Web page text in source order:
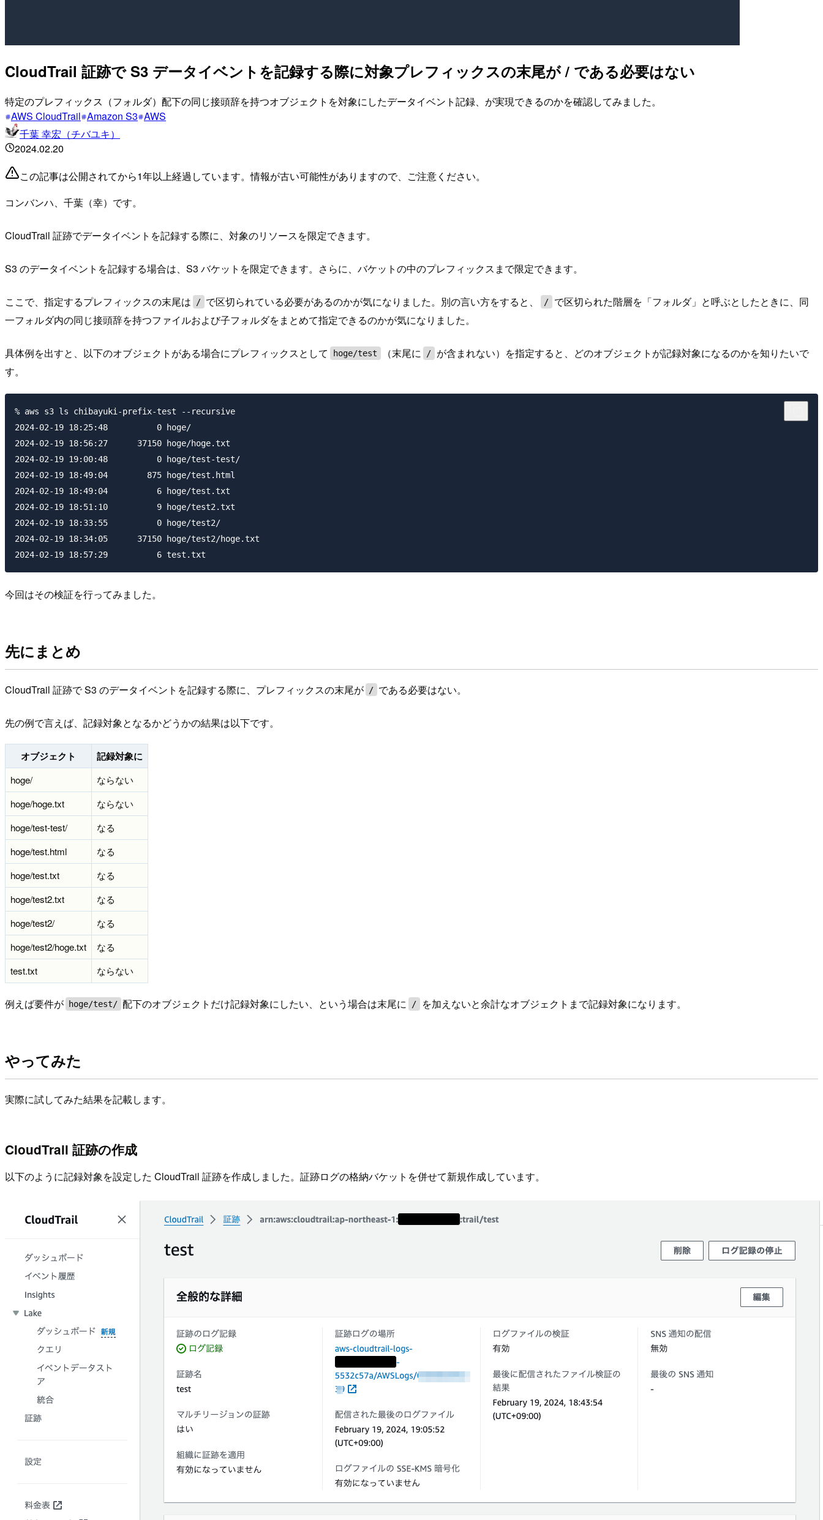
CloudTrail 証跡で S3 データイベントを記録する際に対象プレフィックスの末尾が / である必要はない
特定のプレフィックス（フォルダ）配下の同じ接頭辞を持つオブジェクトを対象にしたデータイベント記録、が実現できるのかを確認してみました。
AWS CloudTrail Amazon S3 AWS
千葉 幸宏（チバユキ）
2024.02.20
この記事は公開されてから1年以上経過しています。情報が古い可能性がありますので、ご注意ください。
コンバンハ、千葉（幸）です。
CloudTrail 証跡でデータイベントを記録する際に、対象のリソースを限定できます。
S3 のデータイベントを記録する場合は、S3 バケットを限定できます。さらに、バケットの中のプレフィックスまで限定できます。
ここで、指定するプレフィックスの末尾は / で区切られている必要があるのかが気になりました。別の言い方をすると、 /
で区切られた階層を「フォルダ」と呼ぶとしたときに、同
一フォルダ内の同じ接頭辞を持つファイルおよび子フォルダをまとめて指定できるのかが気になりました。
具体例を出すと、以下のオブジェクトがある場合にプレフィックスとして hoge/test （末尾に /
が含まれない）を指定すると、どのオブジェクトが記録対象になるのかを知りたいで
す。
% aws s3 ls chibayuki-prefix-test --recursive
2024-02-19 18:25:48          0 hoge/
2024-02-19 18:56:27      37150 hoge/hoge.txt
2024-02-19 19:00:48          0 hoge/test-test/
2024-02-19 18:49:04        875 hoge/test.html
2024-02-19 18:49:04          6 hoge/test.txt
2024-02-19 18:51:10          9 hoge/test2.txt
2024-02-19 18:33:55          0 hoge/test2/
2024-02-19 18:34:05      37150 hoge/test2/hoge.txt
今回はその検証を行ってみました。
先にまとめ
CloudTrail 証跡で S3 のデータイベントを記録する際に、プレフィックスの末尾が / である必要はない。
先の例で言えば、記録対象となるかどうかの結果は以下です。
オブジェクト 記録対象に
hoge/
ならない
hoge/hoge.txt
ならない
hoge/test-test/
なる
hoge/test.html
なる
hoge/test.txt
なる
hoge/test2.txt
なる
hoge/test2/
なる
hoge/test2/hoge.txt
なる
test.txt
ならない
例えば要件が hoge/test/ 配下のオブジェクトだけ記録対象にしたい、という場合は末尾に / を加えないと余計なオブジェクトまで記録対象になります。
やってみた
実際に試してみた結果を記載します。
CloudTrail 証跡の作成
以下のように記録対象を設定した CloudTrail 証跡を作成しました。証跡ログの格納バケットを併せて新規作成しています。